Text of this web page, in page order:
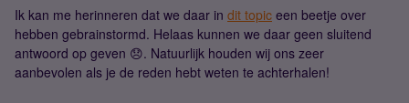
Ik kan me herinneren dat we daar in dit topic een beetje over
hebben gebrainstormd. Helaas kunnen we daar geen sluitend
antwoord op geven 😞. Natuurlijk houden wij ons zeer
aanbevolen als je de reden hebt weten te achterhalen!